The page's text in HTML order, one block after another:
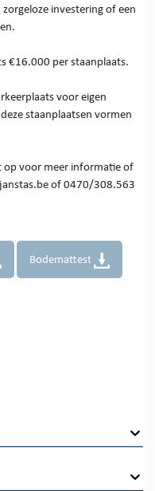
investering of een
€16.000 per staanplaats.
voor eigen
staanplaatsen vormen
op voor meer informatie of
of 0470/308.563
Bodemattest